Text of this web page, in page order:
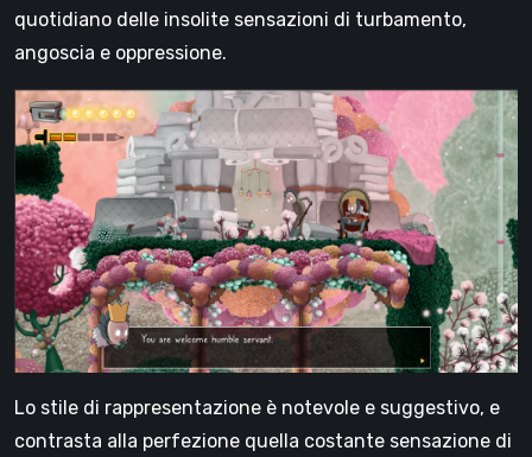
quotidiano delle insolite sensazioni di turbamento,
angoscia e oppressione.
Lo stile di rappresentazione è notevole e suggestivo, e
contrasta alla perfezione quella costante sensazione di